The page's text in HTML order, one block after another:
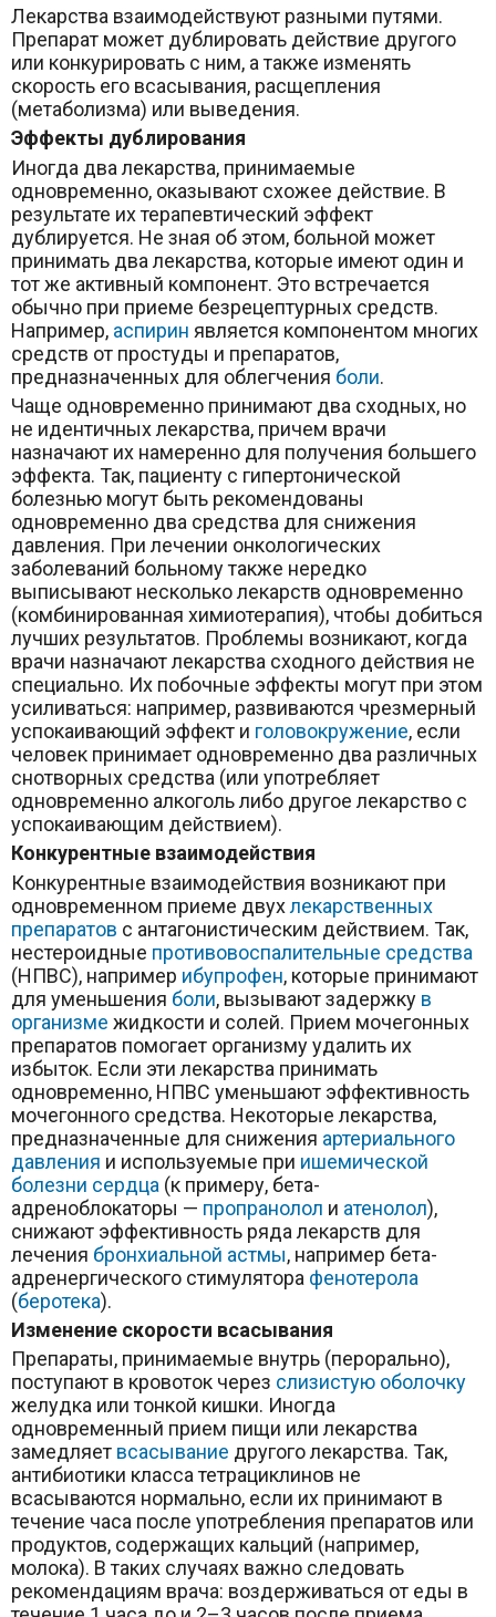
Лекарства взаимодействуют разными путями.
Препарат может дублировать действие другого
или конкурировать с ним, а также изменять
скорость его всасывания, расщепления
(метаболизма) или выведения.
Эффекты дублирования
Иногда два лекарства, принимаемые
одновременно, оказывают схожее действие. В
результате их терапевтический эффект
дублируется. Не зная об этом, больной может
принимать два лекарства, которые имеют один и
тот же активный компонент. Это встречается
обычно при приеме безрецептурных средств.
Например, аспирин является компонентом многих
средств от простуды и препаратов,
предназначенных для облегчения боли.
Чаще одновременно принимают два сходных, но
не идентичных лекарства, причем врачи
назначают их намеренно для получения большего
эффекта. Так, пациенту с гипертонической
болезнью могут быть рекомендованы
одновременно два средства для снижения
давления. При лечении онкологических
заболеваний больному также нередко
выписывают несколько лекарств одновременно
(комбинированная химиотерапия), чтобы добиться
лучших результатов. Проблемы возникают, когда
врачи назначают лекарства сходного действия не
специально. Их побочные эффекты могут при этом
усиливаться: например, развиваются чрезмерный
успокаивающий эффект и головокружение, если
человек принимает одновременно два различных
снотворных средства (или употребляет
одновременно алкоголь либо другое лекарство с
успокаивающим действием).
Конкурентные взаимодействия
Конкурентные взаимодействия возникают при
одновременном приеме двухлекарственных
препаратов с антагонистическим действием. Так,
нестероидные противовоспалительные средства
(НПВС), например ибупрофен, которые принимают
для уменьшения боли, вызывают задержку в
организме жидкости и солей. Прием мочегонных
препаратов помогает организму удалить их
избыток. Если эти лекарства принимать
одновременно, НПВС уменьшают эффективность
мочегонного средства. Некоторые лекарства,
предназначенные для снижения артериального
давления и используемые при ишемической
болезни сердца (к примеру, бета-
адреноблокаторы — пропранолол и атенолол),
снижают эффективность ряда лекарств для
лечения бронхиальной астмы, например бета-
адренергического стимулятора фенотерола
(беротека).
Изменение скорости всасывания
Препараты, принимаемые внутрь (перорально),
поступают в кровоток через слизистую оболочку
желудка или тонкой кишки. Иногда
одновременный прием пищи или лекарства
замедляет всасывание другого лекарства. Так,
антибиотики класса тетрациклинов не
всасываются нормально, если их принимают в
течение часа после употребления препаратов или
продуктов, содержащих кальций (например,
молока). В таких случаях важно следовать
рекомендациям врача: воздерживаться от еды в